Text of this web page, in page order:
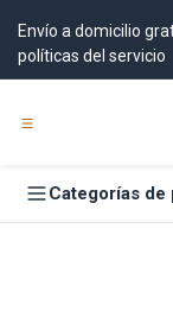
Envío a domicilio
políticas del servicio
Categorías